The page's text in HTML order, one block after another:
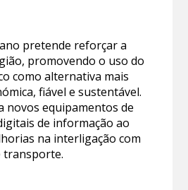
pretende reforçar a
promovendo o uso do
como alternativa mais
fiável e sustentável.
novos equipamentos de
de informação ao
na interligação com
transporte.